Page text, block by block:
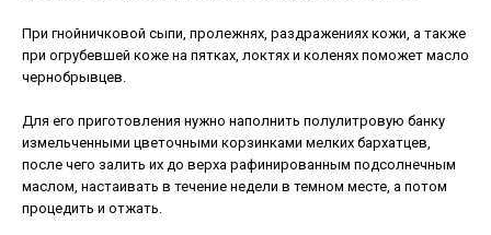
При гнойничковой сыпи, пролежнях, раздражениях кожи, а также
при огрубевшей коже на пятках, локтях и коленях поможет масло
чернобрывцев.
Для его приготовления нужно наполнить полулитровую банку
измельченными цветочными корзинками мелких бархатцев,
после чего залить их до верха рафинированным подсолнечным
маслом, настаивать в течение недели в темном месте, а потом
процедить и отжать.